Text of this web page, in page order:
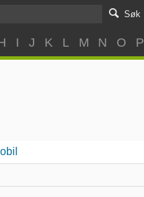
Søk
I J K L M N O P